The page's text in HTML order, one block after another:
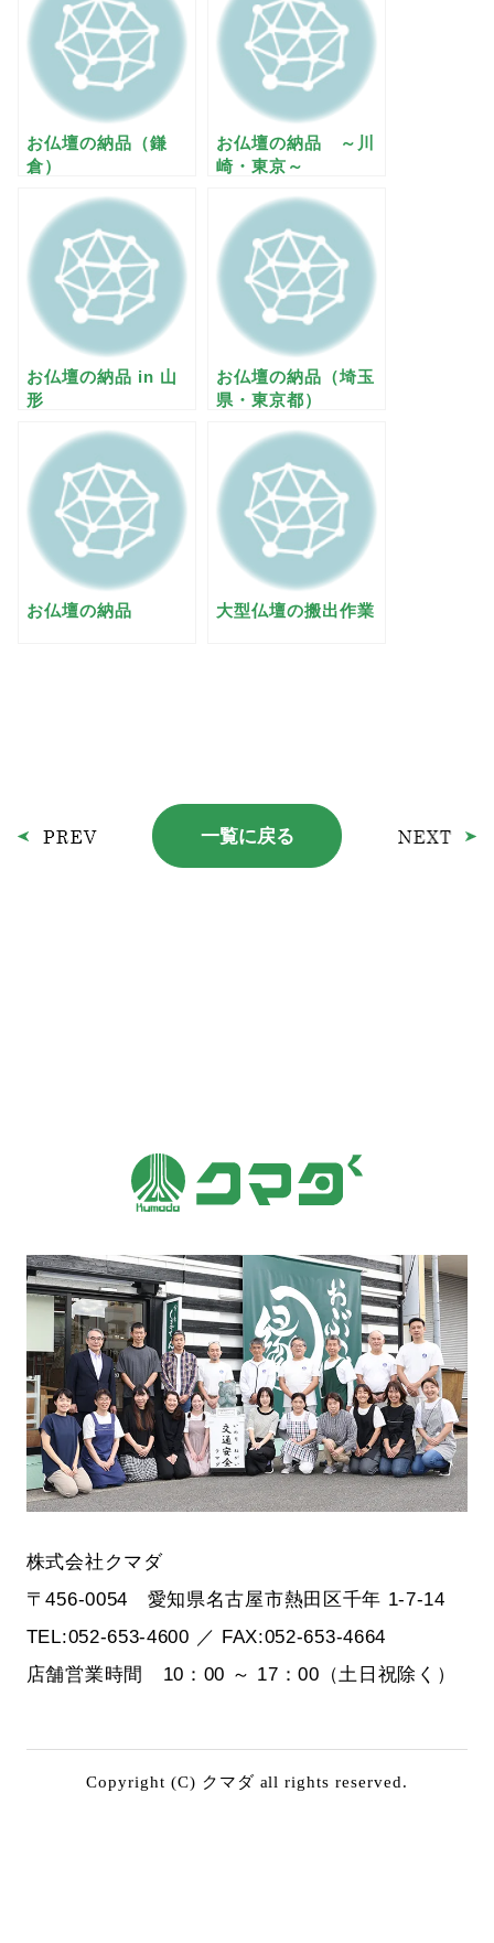
お仏壇の納品（鎌
倉）
お仏壇の納品 ～川
崎・東京～
お仏壇の納品 in 山
形
お仏壇の納品（埼玉
県・東京都）
お仏壇の納品 大型仏壇の搬出作業
一覧に戻る
株式会社クマダ
〒456-0054 愛知県名古屋市熱田区千年 1-7-14
TEL:052-653-4600 ／ FAX:052-653-4664
店舗営業時間 10：00 ～ 17：00（土日祝除く）
Copyright (C) クマダ all rights reserved.